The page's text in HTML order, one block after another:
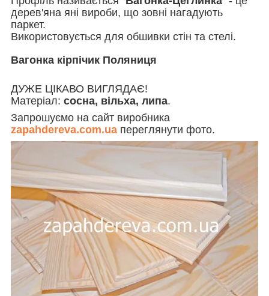
дерев'яна яні вироби, що зовні нагадують
паркет.
Використовується для обшивки стін та стелі.
Вагонка кірпічик Поляниця
ДУЖЕ ЦІКАВО ВИГЛЯДАЄ!
Матеріал: сосна, вільха, липа.
Запрошуємо на сайт виробника
zapahdereva.com.ua переглянути фото.